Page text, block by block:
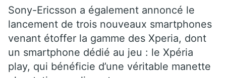
Sony-Ericsson a également annoncé le
lancement de trois nouveaux smartphones
venant étoffer la gamme des Xperia, dont
un smartphone dédié au jeu : le Xpéria
play, qui bénéficie d’une véritable manette